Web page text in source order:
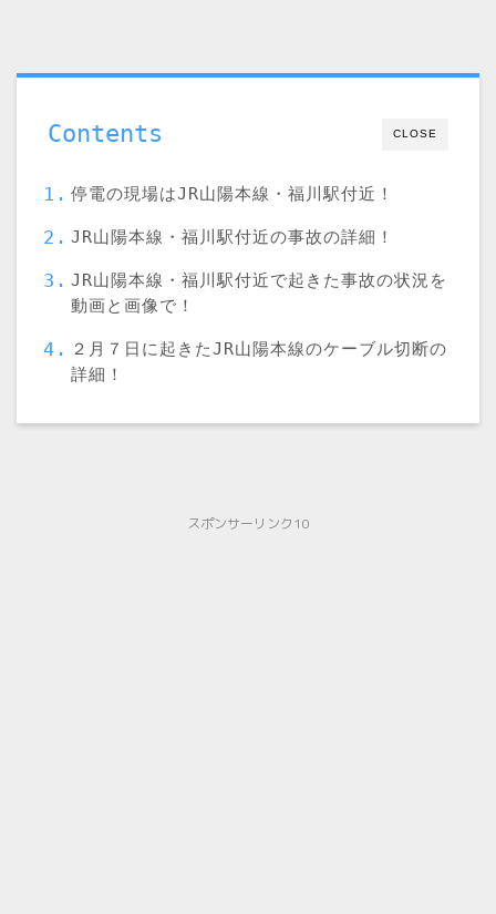
CLOSE
Contents
停電の現場はJR山陽本線・福川駅付近！
JR山陽本線・福川駅付近の事故の詳細！
JR山陽本線・福川駅付近で起きた事故の状況を
動画と画像で！
２月７日に起きたJR山陽本線のケーブル切断の
詳細！
スポンサーリンク10